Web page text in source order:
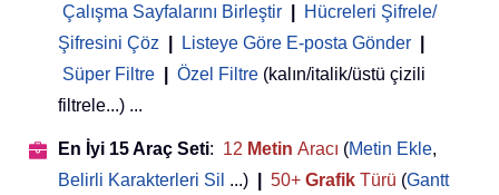
Çalışma Sayfalarını Birleştir
Hücreleri Şifrele/
Şifresini Çöz
Listeye Göre E-posta Gönder
Süper Filtre
Özel Filtre (kalın/italik/üstü çizili
filtrele...) ...
En İyi 15 Araç Seti: 12 Metin Aracı (Metin Ekle,
Belirli Karakterleri Sil ...) 50+ Grafik Türü (Gantt